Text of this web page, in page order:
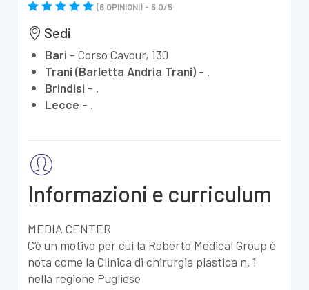
(6 OPINIONI) - 5.0/5
Sedi
Bari - Corso Cavour, 130
Trani (Barletta Andria Trani) - .
Brindisi - .
Lecce - .
Informazioni e curriculum
MEDIA CENTER
C’è un motivo per cui la Roberto Medical Group è
nota come la Clinica di chirurgia plastica n. 1
nella regione Pugliese